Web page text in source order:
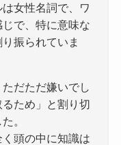
は女性名詞で、ワ
で、特に意味な
振られていま
だただ嫌いでし
ため」と割り切
。
く頭の中に知識は